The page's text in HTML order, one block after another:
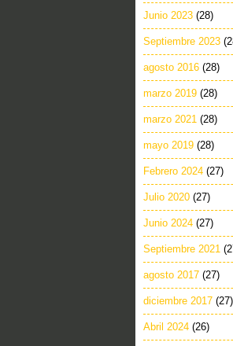
Junio 2023 (28)
Septiembre 2023
agosto 2016 (28)
marzo 2019 (28)
marzo 2021 (28)
mayo 2019 (28)
Febrero 2024 (27)
Julio 2020 (27)
Junio 2024 (27)
Septiembre 2021
agosto 2017 (27)
diciembre 2017 (27)
Abril 2024 (26)